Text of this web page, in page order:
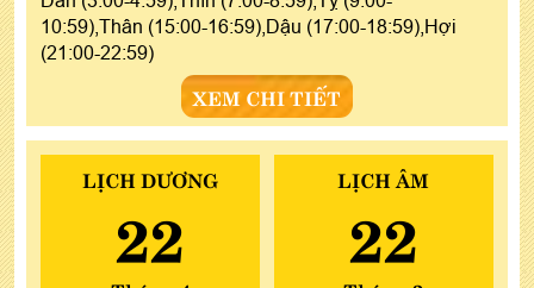
10:59),Thân (15:00-16:59),Dậu (17:00-18:59),Hợi
(21:00-22:59)
XEM CHI TIẾT
LỊCH DƯƠNG
22
LỊCH ÂM
22